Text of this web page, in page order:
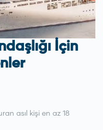
İçin
asıl kişi en az 18